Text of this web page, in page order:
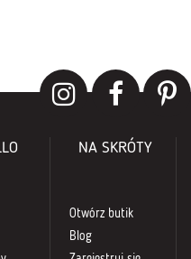
NA SKRÓTY
Otwórz butik
Blog